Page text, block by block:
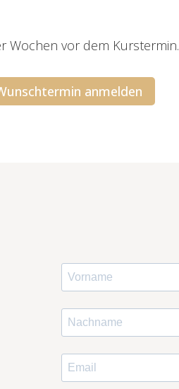
Wochen vor dem Kurstermin.
anmelden